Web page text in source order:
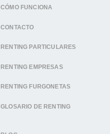
CÓMO FUNCIONA
CONTACTO
RENTING PARTICULARES
RENTING EMPRESAS
RENTING FURGONETAS
GLOSARIO DE RENTING